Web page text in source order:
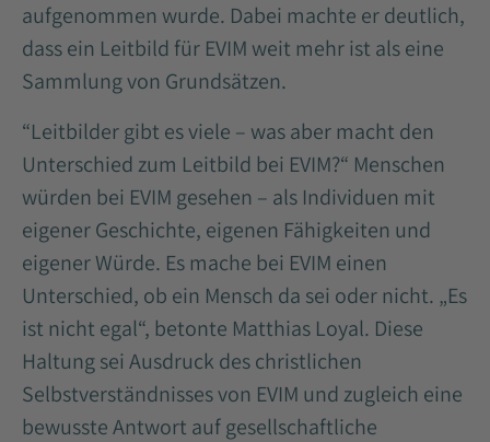
aufgenommen wurde. Dabei machte er deutlich,
dass ein Leitbild für EVIM weit mehr ist als eine
Sammlung von Grundsätzen.
“Leitbilder gibt es viele – was aber macht den
Unterschied zum Leitbild bei EVIM?“ Menschen
würden bei EVIM gesehen – als Individuen mit
eigener Geschichte, eigenen Fähigkeiten und
eigener Würde. Es mache bei EVIM einen
Unterschied, ob ein Mensch da sei oder nicht. „Es
ist nicht egal“, betonte Matthias Loyal. Diese
Haltung sei Ausdruck des christlichen
Selbstverständnisses von EVIM und zugleich eine
bewusste Antwort auf gesellschaftliche